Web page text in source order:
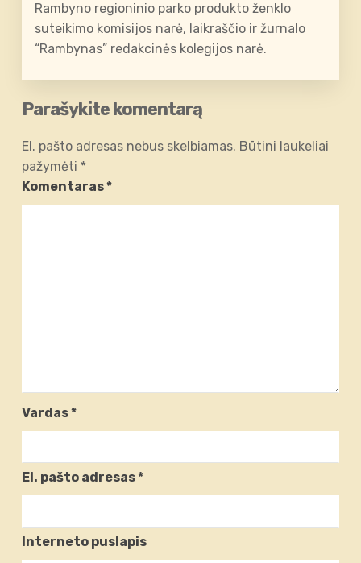
Rambyno regioninio parko produkto ženklo
suteikimo komisijos narė, laikraščio ir žurnalo
“Rambynas” redakcinės kolegijos narė.
Parašykite komentarą
El. pašto adresas nebus skelbiamas. Būtini laukeliai
pažymėti *
Komentaras*
Vardas*
El. pašto adresas*
Interneto puslapis